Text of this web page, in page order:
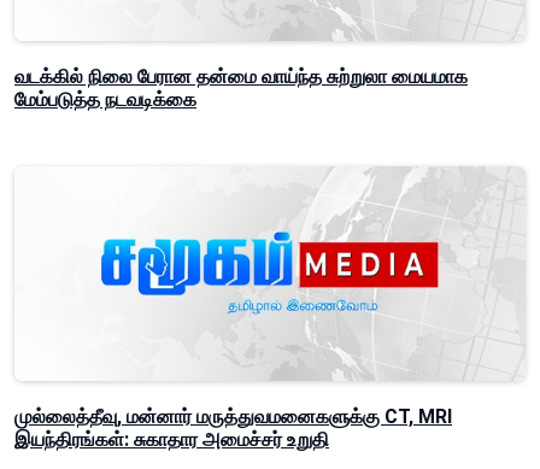
வடக்கில் நிலை பேரான தன்மை வாய்ந்த சுற்றுலா மையமாக
மேம்படுத்த நடவடிக்கை
முல்லைத்தீவு, மன்னார் மருத்துவமனைகளுக்கு CT, MRI
இயந்திரங்கள்: சுகாதார அமைச்சர் உறுதி